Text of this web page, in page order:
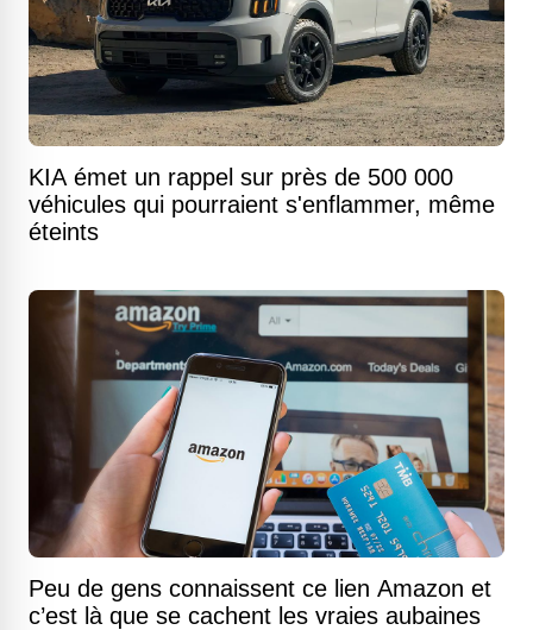
KIA émet un rappel sur près de 500 000
véhicules qui pourraient s'enflammer, même
éteints
Peu de gens connaissent ce lien Amazon et
c’est là que se cachent les vraies aubaines